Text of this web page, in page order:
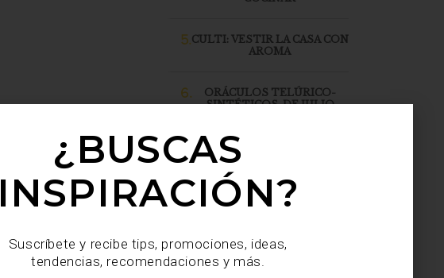
5.CULTI: VESTIR LA CASA CON
AROMA
6.
ORÁCULOS TELÚRICO-
SINTÉTICOS, DE JULIO
¿BUSCAS
INSPIRACIÓN?
Suscríbete y recibe tips, promociones, ideas,
tendencias, recomendaciones y más.